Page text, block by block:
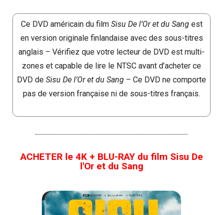
Ce DVD américain du film Sisu De l’Or et du Sangest
en version originale finlandaise avec des sous-titres
anglais – Vérifiez que votre lecteur de DVD est multi-
zones et capable de lire le NTSC avant d’acheter ce
DVD de Sisu De l’Or et du Sang – Ce DVD ne comporte
pas de version française ni de sous-titres français.
ACHETER le 4K + BLU-RAY du film Sisu De
l'Or et du Sang